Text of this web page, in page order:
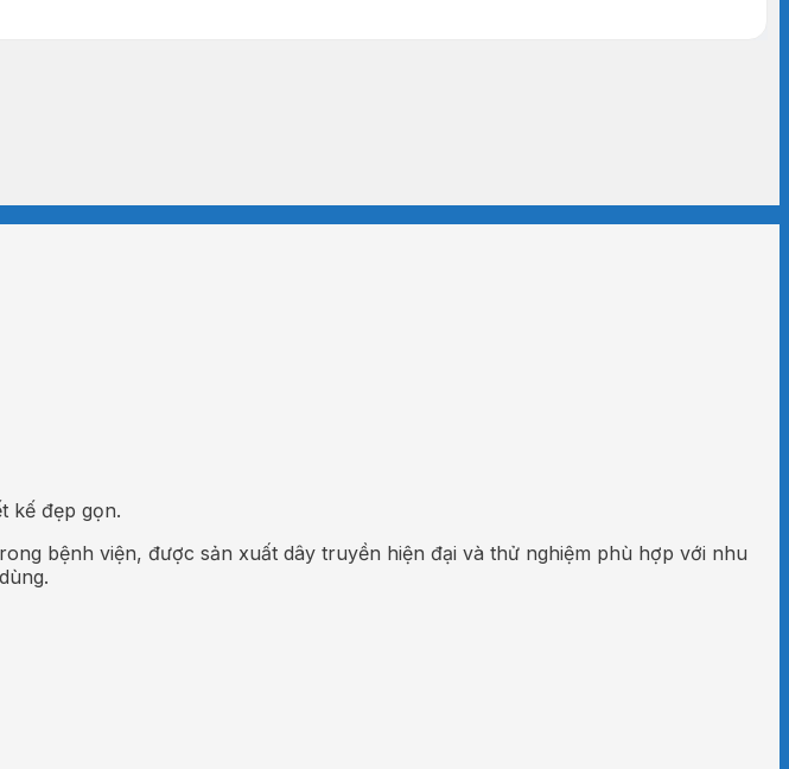
kế đẹp gọn.
bệnh viện, được sản xuất dây truyền hiện đại và thử nghiệm phù hợp với nhu